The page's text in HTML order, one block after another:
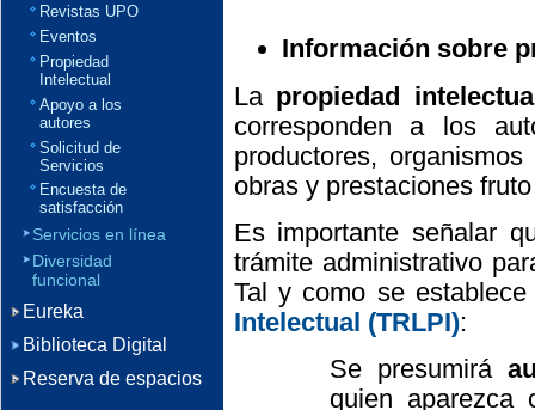
Información sobre
La propiedad
corresponden a los
productores,
obras y prestaciones
Es importante señalar
trámite administrativo
Tal y como se
Intelectual (TRLPI):
Se presumirá
quien
Revistas UPO
Eventos
Propiedad
Intelectual
Apoyo a los
autores
Solicitud de
Servicios
Encuesta de
satisfacción
Servicios en línea
Diversidad
funcional
Eureka
Biblioteca Digital
Reserva de espacios